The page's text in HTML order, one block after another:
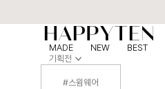
MADE NEW BEST
기획전
#스윔웨어